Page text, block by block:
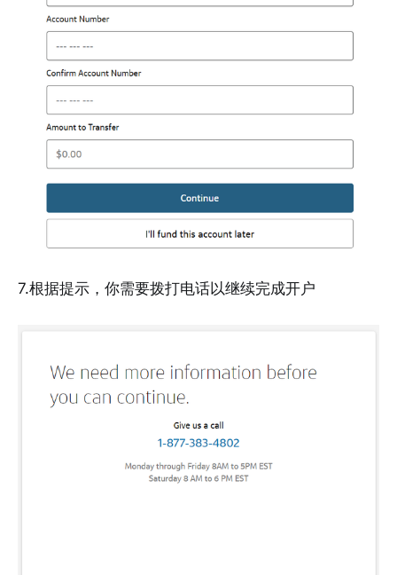
7.根据提示，你需要拨打电话以继续完成开户